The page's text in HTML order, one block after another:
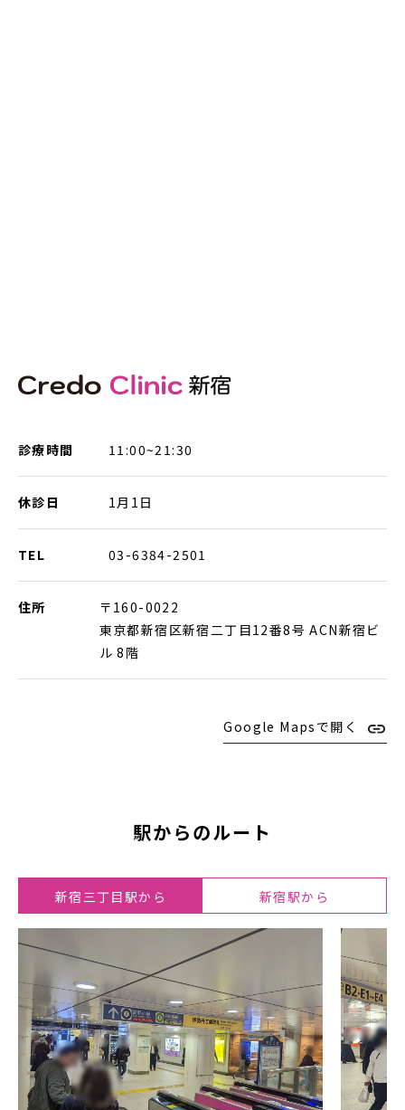
診療時間 11:00~21:30
休診日 1月1日
TEL 03-6384-2501
住所
〒160-0022
東京都新宿区新宿二丁目12番8号 ACN新宿ビ
ル 8階
Google Mapsで開く
駅からのルート
新宿三丁目駅から 新宿駅から